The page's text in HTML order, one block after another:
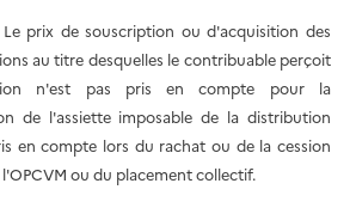
Le prix de souscription ou d'acquisition des
au titre desquelles le contribuable perçoit
n'est pas pris en compte pour la
de l'assiette imposable de la distribution
en compte lors du rachat ou de la cession
ou du placement collectif.